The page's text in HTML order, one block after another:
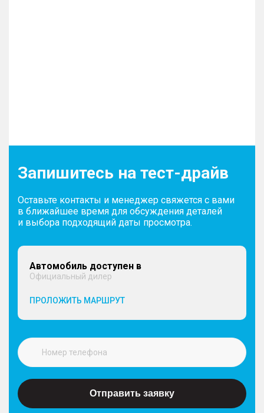
Запишитесь на тест-драйв
Оставьте контакты и менеджер свяжется с вами
в ближайшее время для обсуждения деталей
и выбора подходящий даты просмотра.
Автомобиль доступен в
Официальный дилер
ПРОЛОЖИТЬ МАРШРУТ
Отправить заявку